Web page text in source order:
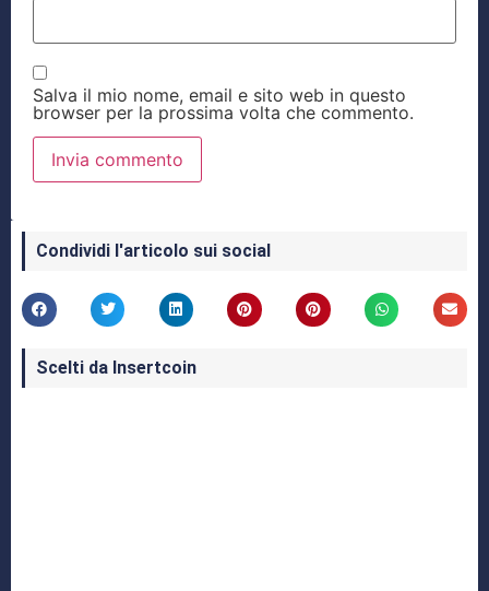
Salva il mio nome, email e sito web in questo
browser per la prossima volta che commento.
Condividi l'articolo sui social
Scelti da Insertcoin